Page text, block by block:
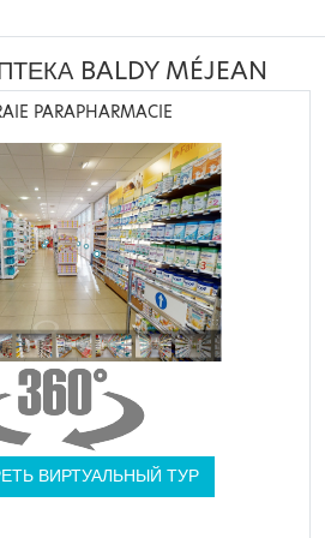
BALDY MÉJEAN
PARAPHARMACIE
ВИРТУАЛЬНЫЙ ТУР